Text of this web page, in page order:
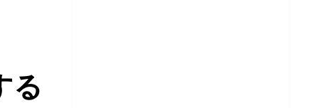
る